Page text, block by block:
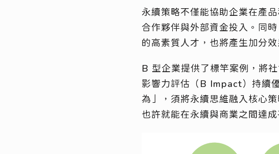
永續策略不僅能協助企業在產
合作夥伴與外部資金投入。同
的高素質人才，也將產生加分
B 型企業提供了標竿案例，將
影響力評估（B Impact）持續
為」，須將永續思維融入核心
也許就能在永續與商業之間達成